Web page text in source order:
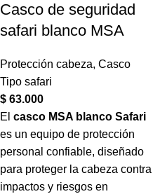
Casco de seguridad
safari blanco MSA
Protección cabeza, Casco
Tipo safari
$ 63.000
El casco MSA blanco Safari
es un equipo de protección
personal confiable, diseñado
para proteger la cabeza contra
impactos y riesgos en